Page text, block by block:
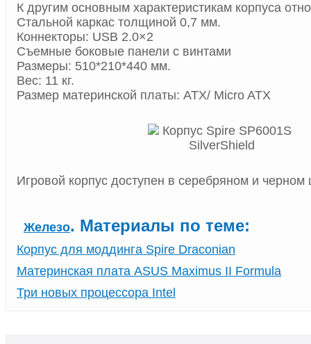
К другим основным характеристикам корпуса
Стальной каркас толщиной 0,7 мм.
Коннекторы: USB 2.0×2
Съемные боковые панели с винтами
Размеры: 510*210*440 мм.
Вес: 11 кг.
Размер материнской платы: ATX/ Micro ATX
Игровой корпус доступен в серебряном и черном
Железо. Материалы по теме:
Корпус для моддинга Spire Draconian
Материнская плата ASUS Maximus II Formula
Три новых процессора Intel